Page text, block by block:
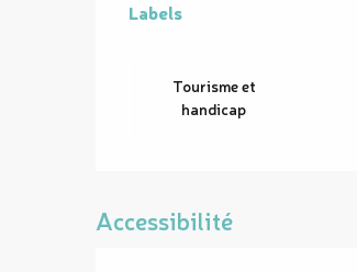
Labels
Labels
Tourisme et
handicap
Accessibilité